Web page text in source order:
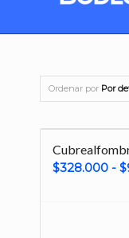
Ordenar por Por
$328.000 - $